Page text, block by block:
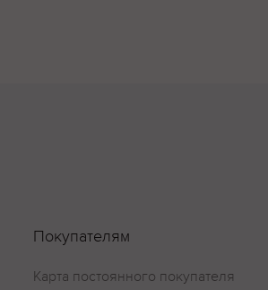
Покупателям
Карта постоянного покупателя